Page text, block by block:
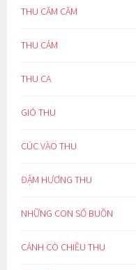
THU CĂM CĂM
THU CẢM
THU CA
GIÓ THU
CÚC VÀO THU
ĐẬM HƯƠNG THU
NHỮNG CON SỐ BUỒN
CÁNH CÒ CHIỀU THU